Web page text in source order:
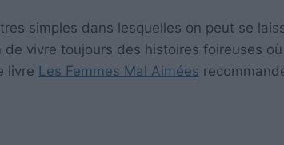
simples dans lesquelles on peut se
vivre toujours des histoires foireuses où
livre Les Femmes Mal Aimées